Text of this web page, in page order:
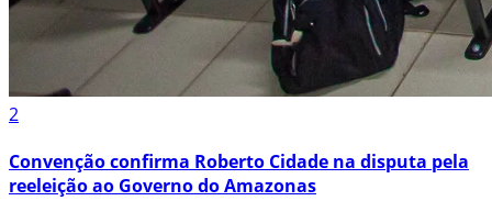
2
Convenção confirma Roberto Cidade na disputa pela
reeleição ao Governo do Amazonas